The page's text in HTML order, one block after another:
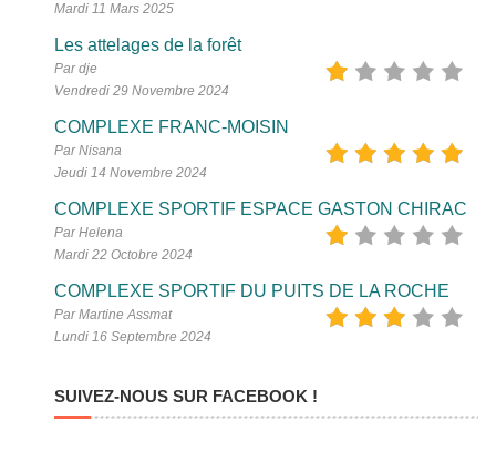
Mardi 11 Mars 2025
Les attelages de la forêt
Par dje
Vendredi 29 Novembre 2024
COMPLEXE FRANC-MOISIN
Par Nisana
Jeudi 14 Novembre 2024
COMPLEXE SPORTIF ESPACE GASTON CHIRAC
Par Helena
Mardi 22 Octobre 2024
COMPLEXE SPORTIF DU PUITS DE LA ROCHE
Par Martine Assmat
Lundi 16 Septembre 2024
SUIVEZ-NOUS SUR FACEBOOK !